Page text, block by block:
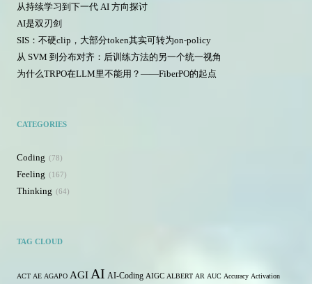
从持续学习到下一代 AI 方向探讨
AI是双刃剑
SIS：不硬clip，大部分token其实可转为on-policy
从 SVM 到分布对齐：后训练方法的另一个统一视角
为什么TRPO在LLM里不能用？——FiberPO的起点
CATEGORIES
Coding 78
Feeling 167
Thinking 64
TAG CLOUD
ACT AE AGAPO AGI AI AI-Coding AIGC ALBERT AR AUC Accuracy Activation